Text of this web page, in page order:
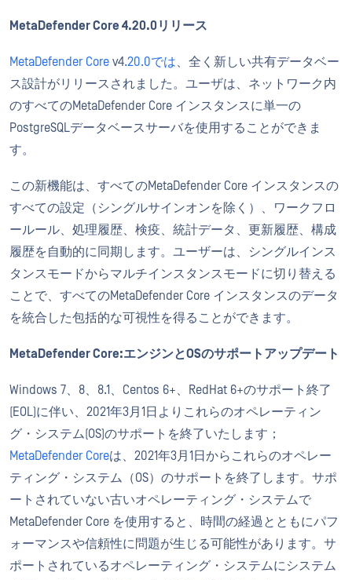
MetaDefender Core 4.20.0リリース
MetaDefender Core v4.20.0では、全く新しい共有データベー
ス設計がリリースされました。ユーザは、ネットワーク内
のすべてのMetaDefender Core インスタンスに単一の
PostgreSQLデータベースサーバを使用することができま
す。
この新機能は、すべてのMetaDefender Core インスタンスの
すべての設定（シングルサインオンを除く）、ワークフロ
ールール、処理履歴、検疫、統計データ、更新履歴、構成
履歴を自動的に同期します。ユーザーは、シングルインス
タンスモードからマルチインスタンスモードに切り替える
ことで、すべてのMetaDefender Core インスタンスのデータ
を統合した包括的な可視性を得ることができます。
MetaDefender Core:エンジンとOSのサポートアップデート
Windows 7、8、8.1、Centos 6+、RedHat 6+のサポート終了
(EOL)に伴い、2021年3月1日よりこれらのオペレーティン
グ・システム(OS)のサポートを終了いたします；
MetaDefender Coreは、2021年3月1日からこれらのオペレー
ティング・システム（OS）のサポートを終了します。サポ
ートされていない古いオペレーティング・システムで
MetaDefender Core を使用すると、時間の経過とともにパフ
ォーマンスや信頼性に問題が生じる可能性があります。サ
ポートされているオペレーティング・システムにシステム